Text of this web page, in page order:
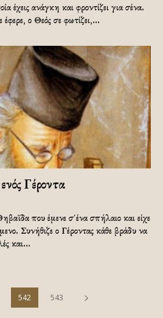
έχεις ανάγκη και φροντίζει για σένα.
ο Θεός σε φωτίζει,...
Γέροντα
που έμενε σ΄ένα σπήλαιο και είχε
Συνήθιζε ο Γέροντας κάθε βράδυ να
και...
542 543